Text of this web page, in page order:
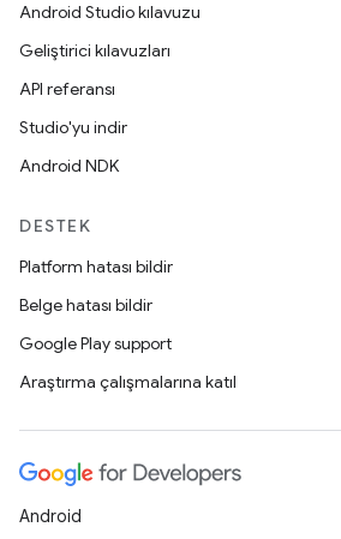
Android Studio kılavuzu
Geliştirici kılavuzları
API referansı
Studio'yu indir
Android NDK
DESTEK
Platform hatası bildir
Belge hatası bildir
Google Play support
Araştırma çalışmalarına katıl
Android